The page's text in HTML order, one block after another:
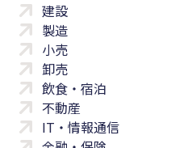
建設
製造
小売
卸売
飲食・宿泊
不動産
IT・情報通信